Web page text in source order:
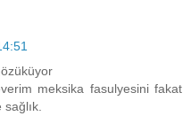
meksika fasulyesini fakat